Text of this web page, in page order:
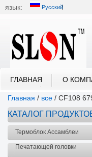
язык: Русский
ГЛАВНАЯ О
Главная / все / CF108
КАТАЛОГ
Термоблок Ассамблеи
Печатающей головки